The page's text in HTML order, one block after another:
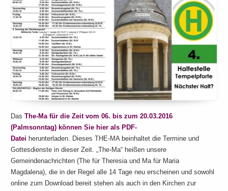
Das The-Ma für die Zeit vom 06. bis zum 20.03.2016
(Palmsonntag) können Sie hier als PDF-
Datei herunterladen. Dieses THE-MA beinhaltet die Termine und
Gottesdienste in dieser Zeit. „The-Ma“ heißen unsere
Gemeindenachrichten (The für Theresia und Ma für Maria
Magdalena), die in der Regel alle 14 Tage neu erscheinen und sowohl
online zum Download bereit stehen als auch in den Kirchen zur